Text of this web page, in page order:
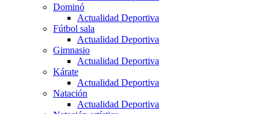
Dominó
Actualidad Deportiva
Fútbol sala
Actualidad Deportiva
Gimnasio
Actualidad Deportiva
Kárate
Actualidad Deportiva
Natación
Actualidad Deportiva